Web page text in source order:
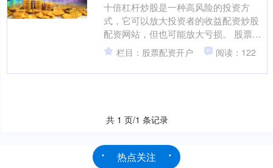
十倍杠杆炒股是一种高风险的投资方
式，它可以放大投资者的收益配资炒股
配资网站，但也可能放大亏损。 股票配
资的优势在于其资金杠杆作用。投资者
只需投入少量自有资金，即....
栏目：股票配资开户 阅读：122
共 1 页/1 条记录
热点关注